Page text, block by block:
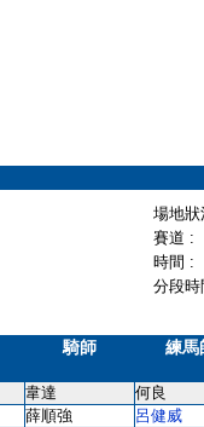
場地
賽道 :
時間 :
分段
騎師 練馬
韋達 何良
薛順強 呂健威